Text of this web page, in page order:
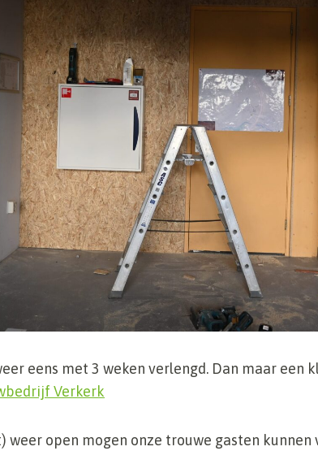
eens met 3 weken verlengd. Dan maar een
Verkerk
weer open mogen onze trouwe gasten kunnen